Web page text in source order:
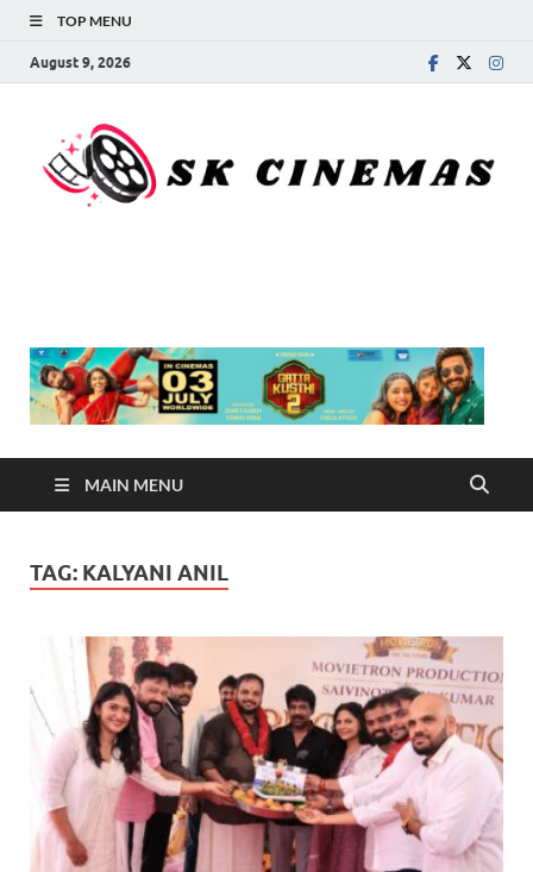
TOP MENU
August 9, 2026
MAIN MENU
TAG: KALYANI ANIL